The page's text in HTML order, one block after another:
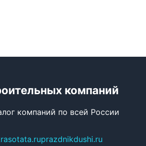
компаний
компаний по всей России
prazdnikdushi.ru